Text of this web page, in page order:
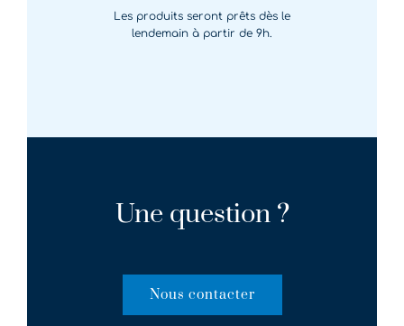
Les produits seront prêts dès le
lendemain à partir de 9h.
Une question ?
Nous contacter